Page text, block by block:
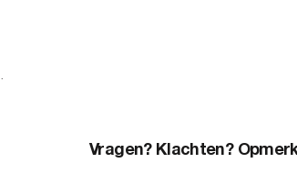
Vragen? Klachten?